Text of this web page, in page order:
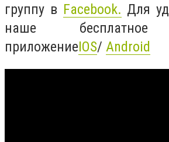
группу в Facebook. Для
наше бесплатное
приложениеIOS/ Android